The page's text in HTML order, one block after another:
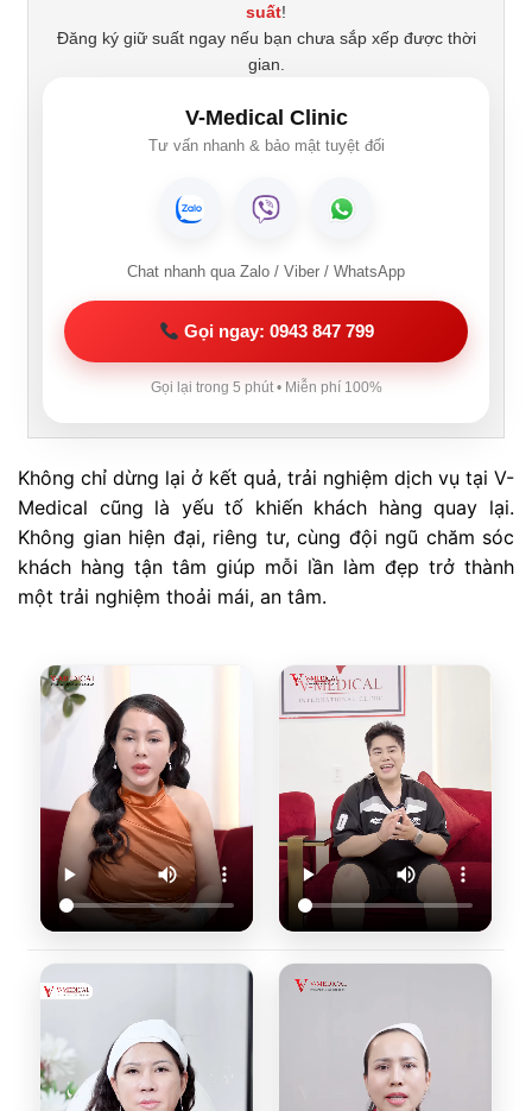
suất!
Đăng ký giữ suất ngay nếu bạn chưa sắp xếp được thời
gian.
V-Medical Clinic
Tư vấn nhanh & bảo mật tuyệt đối
Chat nhanh qua Zalo / Viber / WhatsApp
Gọi ngay: 0943 847 799
Gọi lại trong 5 phút • Miễn phí 100%
Không chỉ dừng lại ở kết quả, trải nghiệm dịch vụ tại V-
Medical cũng là yếu tố khiến khách hàng quay lại.
Không gian hiện đại, riêng tư, cùng đội ngũ chăm sóc
khách hàng tận tâm giúp mỗi lần làm đẹp trở thành
một trải nghiệm thoải mái, an tâm.